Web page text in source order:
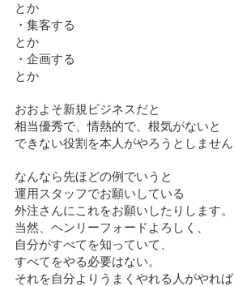
とか
・集客する
とか
・企画する
とか
おおよそ新規ビジネスだと
相当優秀で、情熱的で、根気がないと
できない役割を本人がやろうとしません
なんなら先ほどの例でいうと
運用スタッフでお願いしている
外注さんにこれをお願いしたりします。
当然、ヘンリーフォードよろしく、
自分がすべてを知っていて、
すべてをやる必要はない。
それを自分よりうまくやれる人がやれば